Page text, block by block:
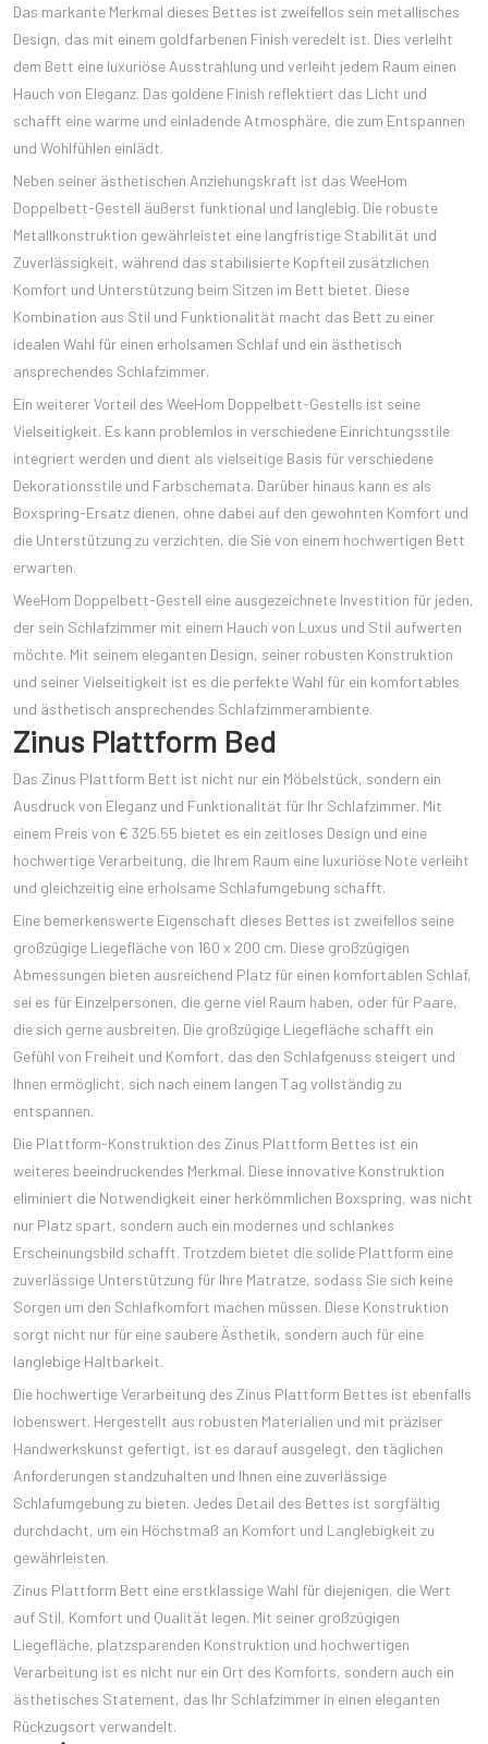
Das markante Merkmal dieses Bettes ist zweifellos sein metallisches
Design, das mit einem goldfarbenen Finish veredelt ist. Dies verleiht
dem Bett eine luxuriöse Ausstrahlung und verleiht jedem Raum einen
Hauch von Eleganz. Das goldene Finish reflektiert das Licht und
schafft eine warme und einladende Atmosphäre, die zum Entspannen
und Wohlfühlen einlädt.
Neben seiner ästhetischen Anziehungskraft ist das WeeHom
Doppelbett-Gestell äußerst funktional und langlebig. Die robuste
Metallkonstruktion gewährleistet eine langfristige Stabilität und
Zuverlässigkeit, während das stabilisierte Kopfteil zusätzlichen
Komfort und Unterstützung beim Sitzen im Bett bietet. Diese
Kombination aus Stil und Funktionalität macht das Bett zu einer
idealen Wahl für einen erholsamen Schlaf und ein ästhetisch
ansprechendes Schlafzimmer.
Ein weiterer Vorteil des WeeHom Doppelbett-Gestells ist seine
Vielseitigkeit. Es kann problemlos in verschiedene Einrichtungsstile
integriert werden und dient als vielseitige Basis für verschiedene
Dekorationsstile und Farbschemata. Darüber hinaus kann es als
Boxspring-Ersatz dienen, ohne dabei auf den gewohnten Komfort und
die Unterstützung zu verzichten, die Sie von einem hochwertigen Bett
erwarten.
WeeHom Doppelbett-Gestell eine ausgezeichnete Investition für jeden,
der sein Schlafzimmer mit einem Hauch von Luxus und Stil aufwerten
möchte. Mit seinem eleganten Design, seiner robusten Konstruktion
und seiner Vielseitigkeit ist es die perfekte Wahl für ein komfortables
und ästhetisch ansprechendes Schlafzimmerambiente.
Zinus Plattform Bed
Das Zinus Plattform Bett ist nicht nur ein Möbelstück, sondern ein
Ausdruck von Eleganz und Funktionalität für Ihr Schlafzimmer. Mit
einem Preis von € 325.55 bietet es ein zeitloses Design und eine
hochwertige Verarbeitung, die Ihrem Raum eine luxuriöse Note verleiht
und gleichzeitig eine erholsame Schlafumgebung schafft.
Eine bemerkenswerte Eigenschaft dieses Bettes ist zweifellos seine
großzügige Liegefläche von 160 x 200 cm. Diese großzügigen
Abmessungen bieten ausreichend Platz für einen komfortablen Schlaf,
sei es für Einzelpersonen, die gerne viel Raum haben, oder für Paare,
die sich gerne ausbreiten. Die großzügige Liegefläche schafft ein
Gefühl von Freiheit und Komfort, das den Schlafgenuss steigert und
Ihnen ermöglicht, sich nach einem langen Tag vollständig zu
entspannen.
Die Plattform-Konstruktion des Zinus Plattform Bettes ist ein
weiteres beeindruckendes Merkmal. Diese innovative Konstruktion
eliminiert die Notwendigkeit einer herkömmlichen Boxspring, was nicht
nur Platz spart, sondern auch ein modernes und schlankes
Erscheinungsbild schafft. Trotzdem bietet die solide Plattform eine
zuverlässige Unterstützung für Ihre Matratze, sodass Sie sich keine
Sorgen um den Schlafkomfort machen müssen. Diese Konstruktion
sorgt nicht nur für eine saubere Ästhetik, sondern auch für eine
langlebige Haltbarkeit.
Die hochwertige Verarbeitung des Zinus Plattform Bettes ist ebenfalls
lobenswert. Hergestellt aus robusten Materialien und mit präziser
Handwerkskunst gefertigt, ist es darauf ausgelegt, den täglichen
Anforderungen standzuhalten und Ihnen eine zuverlässige
Schlafumgebung zu bieten. Jedes Detail des Bettes ist sorgfältig
durchdacht, um ein Höchstmaß an Komfort und Langlebigkeit zu
gewährleisten.
Zinus Plattform Bett eine erstklassige Wahl für diejenigen, die Wert
auf Stil, Komfort und Qualität legen. Mit seiner großzügigen
Liegefläche, platzsparenden Konstruktion und hochwertigen
Verarbeitung ist es nicht nur ein Ort des Komforts, sondern auch ein
ästhetisches Statement, das Ihr Schlafzimmer in einen eleganten
Rückzugsort verwandelt.